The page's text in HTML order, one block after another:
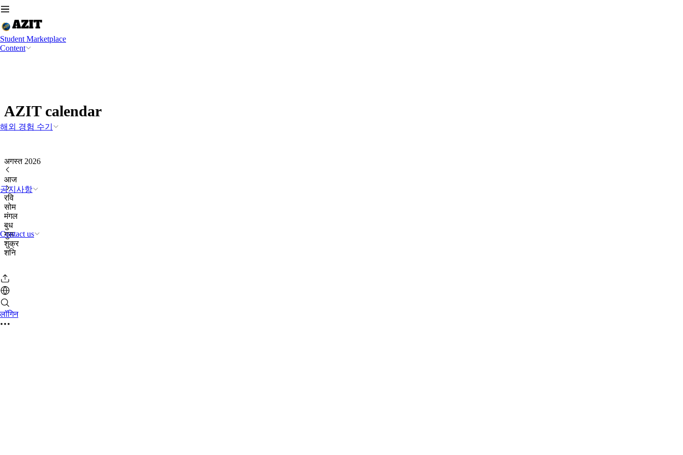
Student Marketplace
Content
해외 경험 수기
공지사항
Contact us
लॉगिन
AZIT calendar
अगस्त 2026
आज
रवि
सोम
मंगल
बुध
गुरू
शुक्र
शनि